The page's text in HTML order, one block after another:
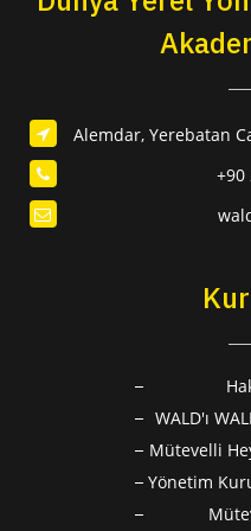
Alemdar, Yerebatan
+90
WALD'ı
Mütevelli
Yönetim